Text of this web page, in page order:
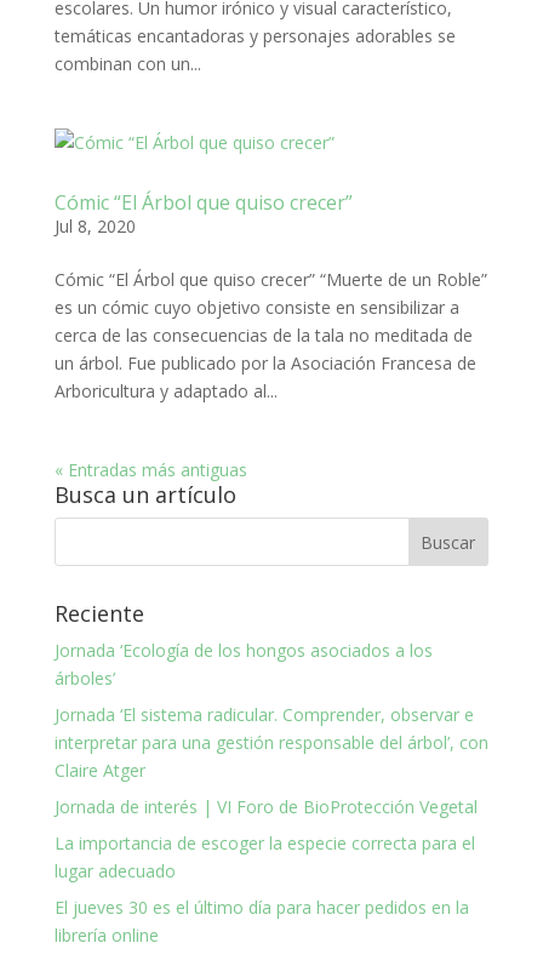
escolares. Un humor irónico y visual característico,
temáticas encantadoras y personajes adorables se
combinan con un...
Cómic “El Árbol que quiso crecer”
Jul 8, 2020
Cómic “El Árbol que quiso crecer” “Muerte de un Roble”
es un cómic cuyo objetivo consiste en sensibilizar a
cerca de las consecuencias de la tala no meditada de
un árbol. Fue publicado por la Asociación Francesa de
Arboricultura y adaptado al...
« Entradas más antiguas
Busca un artículo
Reciente
Jornada ‘Ecología de los hongos asociados a los
árboles’
Jornada ‘El sistema radicular. Comprender, observar e
interpretar para una gestión responsable del árbol’, con
Claire Atger
Jornada de interés | VI Foro de BioProtección Vegetal
La importancia de escoger la especie correcta para el
lugar adecuado
El jueves 30 es el último día para hacer pedidos en la
librería online